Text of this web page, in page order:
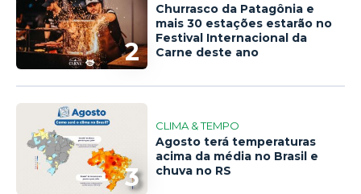
2
Churrasco da Patagônia e
mais 30 estações estarão no
Festival Internacional da
Carne deste ano
3
CLIMA & TEMPO
Agosto terá temperaturas
acima da média no Brasil e
chuva no RS